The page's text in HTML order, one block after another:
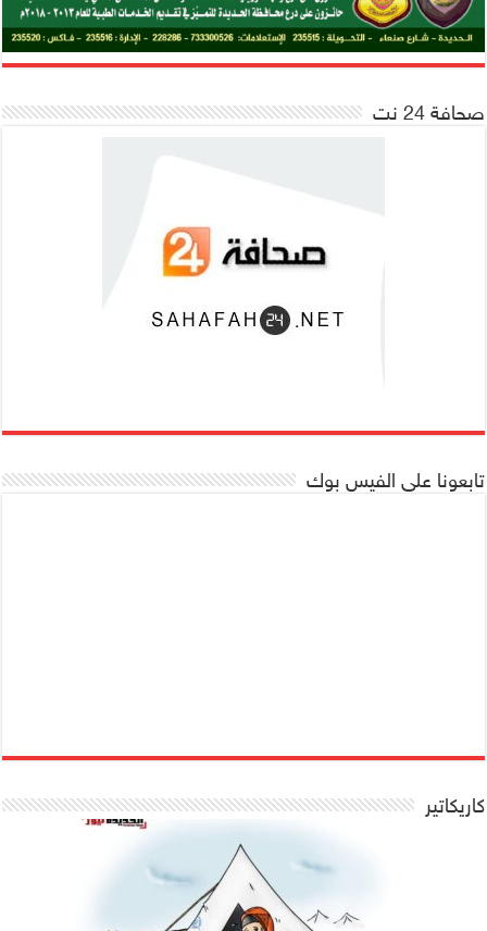
صحافة 24 نت
تابعونا على الفيس بوك
كاريكاتير